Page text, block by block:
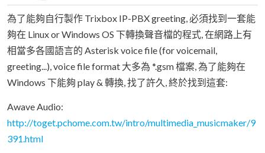
為了能夠自行製作 Trixbox IP-PBX greeting, 必須找到一套能
夠在 Linux or Windows OS 下轉換聲音檔的程式, 在網路上有
相當多各國語言的 Asterisk voice file (for voicemail,
greeting...), voice file format 大多為 *.gsm 檔案, 為了能夠在
Windows 下能夠 play & 轉換, 找了許久, 終於找到這套:
Awave Audio:
http://toget.pchome.com.tw/intro/multimedia_musicmaker/9
391.html